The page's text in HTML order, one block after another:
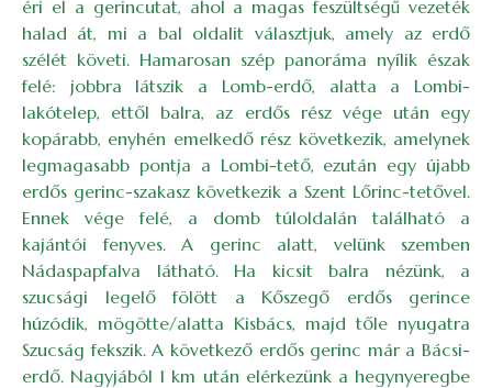
éri el a gerincutat, ahol a magas feszültségű vezeték
halad át, mi a bal oldalit választjuk, amely az erdő
szélét követi. Hamarosan szép panoráma nyílik észak
felé: jobbra látszik a Lomb-erdő, alatta a Lombi-
lakótelep, ettől balra, az erdős rész vége után egy
kopárabb, enyhén emelkedő rész következik, amelynek
legmagasabb pontja a Lombi-tető, ezután egy újabb
erdős gerinc-szakasz következik a Szent Lőrinc-tetővel.
Ennek vége felé, a domb túloldalán található a
kajántói fenyves. A gerinc alatt, velünk szemben
Nádaspapfalva látható. Ha kicsit balra nézünk, a
szucsági legelő fölött a Kőszegő erdős gerince
húzódik, mögötte/alatta Kisbács, majd tőle nyugatra
Szucság fekszik. A következő erdős gerinc már a Bácsi-
erdő. Nagyjából 1 km után elérkezünk a hegynyeregbe